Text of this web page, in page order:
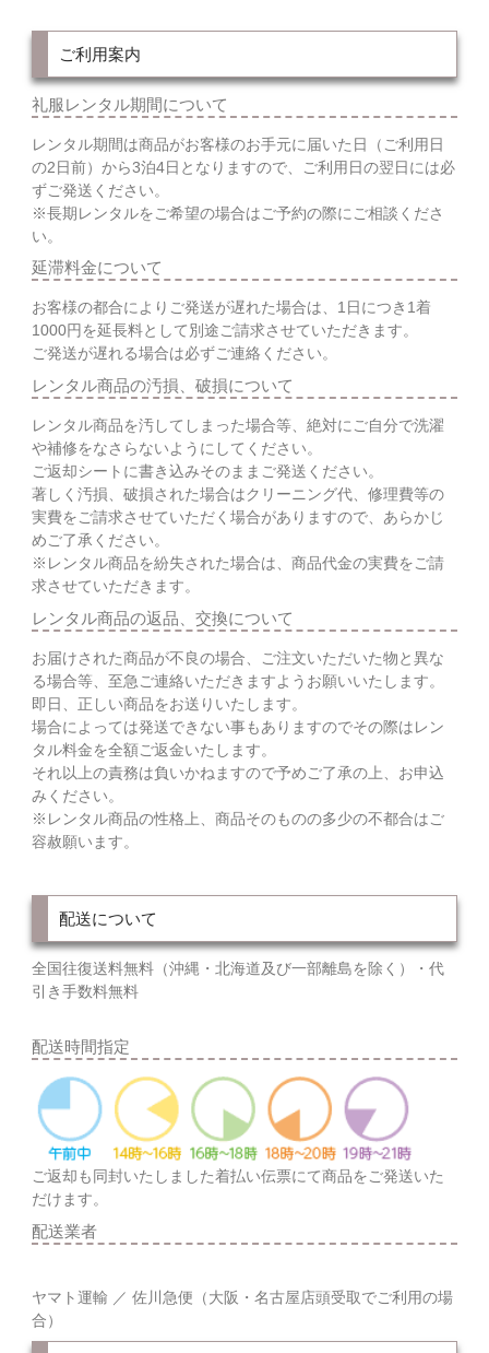
ご利用案内
礼服レンタル期間について
レンタル期間は商品がお客様のお手元に届いた日（ご利用日
の2日前）から3泊4日となりますので、ご利用日の翌日には必
ずご発送ください。
※長期レンタルをご希望の場合はご予約の際にご相談くださ
い。
延滞料金について
お客様の都合によりご発送が遅れた場合は、1日につき1着
1000円を延長料として別途ご請求させていただきます。
ご発送が遅れる場合は必ずご連絡ください。
レンタル商品の汚損、破損について
レンタル商品を汚してしまった場合等、絶対にご自分で洗濯
や補修をなさらないようにしてください。
ご返却シートに書き込みそのままご発送ください。
著しく汚損、破損された場合はクリーニング代、修理費等の
実費をご請求させていただく場合がありますので、あらかじ
めご了承ください。
※レンタル商品を紛失された場合は、商品代金の実費をご請
求させていただきます。
レンタル商品の返品、交換について
お届けされた商品が不良の場合、ご注文いただいた物と異な
る場合等、至急ご連絡いただきますようお願いいたします。
即日、正しい商品をお送りいたします。
場合によっては発送できない事もありますのでその際はレン
タル料金を全額ご返金いたします。
それ以上の責務は負いかねますので予めご了承の上、お申込
みください。
※レンタル商品の性格上、商品そのものの多少の不都合はご
容赦願います。
配送について
全国往復送料無料（沖縄・北海道及び一部離島を除く）・代
引き手数料無料
配送時間指定
ご返却も同封いたしました着払い伝票にて商品をご発送いた
だけます。
配送業者
ヤマト運輸 ／ 佐川急便（大阪・名古屋店頭受取でご利用の場
合）